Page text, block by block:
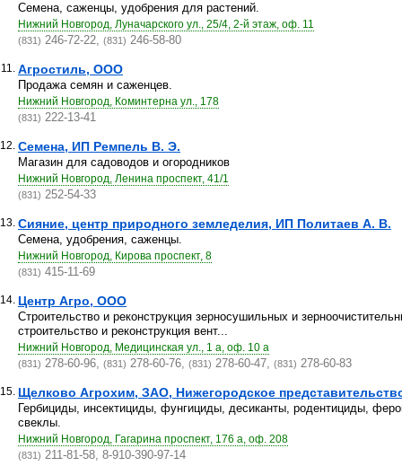
Семена, саженцы, удобрения для растений.
Нижний Новгород, Луначарского ул., 25/4, 2-й этаж, оф. 11
(831) 246-72-22, (831) 246-58-80
11. Агростиль, ООО
Продажа семян и саженцев.
Нижний Новгород, Коминтерна ул., 178
(831) 222-13-41
12. Семена, ИП Ремпель В. Э.
Магазин для садоводов и огородников
Нижний Новгород, Ленина проспект, 41/1
(831) 252-54-33
13. Сияние, центр природного земледелия, ИП Политаев А. В.
Семена, удобрения, саженцы.
Нижний Новгород, Кирова проспект, 8
(831) 415-11-69
14. Центр Агро, ООО
Строительство и реконструкция зерносушильных и
строительство и реконструкция вент...
Нижний Новгород, Медицинская ул., 1 а, оф. 10 а
(831) 278-60-96, (831) 278-60-76, (831) 278-60-47, (831) 278-60-83
15. Щелково Агрохим, ЗАО, Нижегородское
Гербициды, инсектициды, фунгициды, десиканты, родентициды,
свеклы.
Нижний Новгород, Гагарина проспект, 176 а, оф. 208
(831) 211-81-58, 8-910-390-97-14